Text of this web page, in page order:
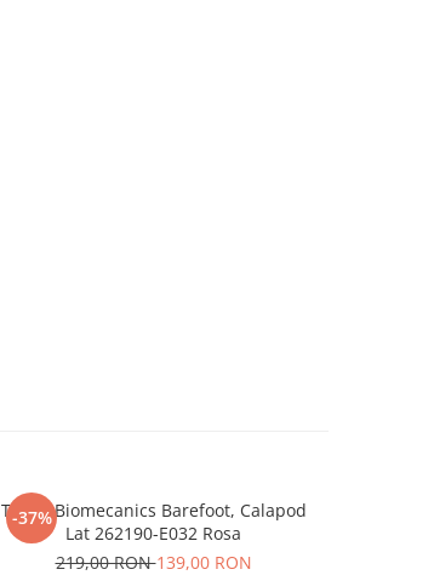
-37%
Tenisi Biomecanics Barefoot, Calapod
Lat 262190-E032 Rosa
219,00 RON139,00 RON